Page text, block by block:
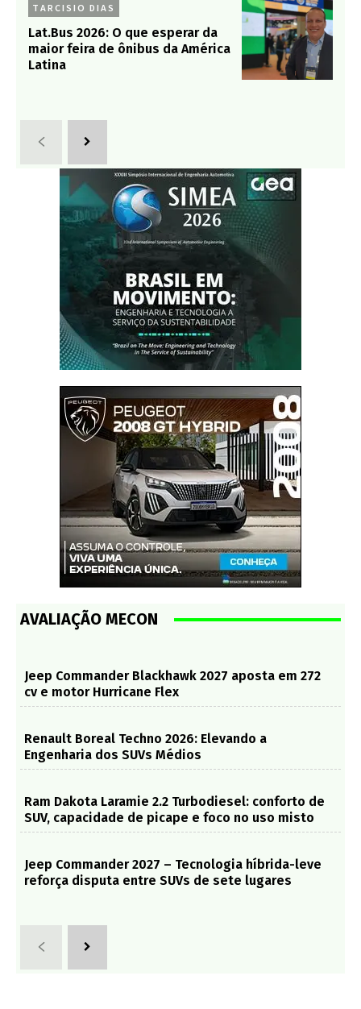
TARCISIO DIAS
Lat.Bus 2026: O que esperar da
maior feira de ônibus da América
Latina
AVALIAÇÃO MECON
Jeep Commander Blackhawk 2027 aposta em 272
cv e motor Hurricane Flex
Renault Boreal Techno 2026: Elevando a
Engenharia dos SUVs Médios
Ram Dakota Laramie 2.2 Turbodiesel: conforto de
SUV, capacidade de picape e foco no uso misto
Jeep Commander 2027 – Tecnologia híbrida-leve
reforça disputa entre SUVs de sete lugares